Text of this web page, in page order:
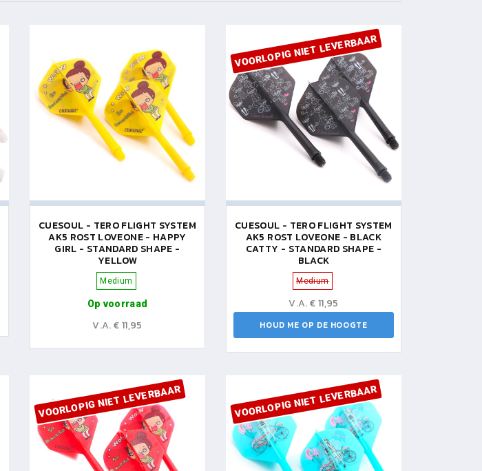
CUESOUL - TERO FLIGHT SYSTEM
AK5 ROST LOVEONE - HAPPY
GIRL - STANDARD SHAPE -
YELLOW
Medium
Op voorraad
V.A. € 11,95
VOORLOPIG NIET LEVERBAAR
CUESOUL - TERO FLIGHT SYSTEM
AK5 ROST LOVEONE - BLACK
CATTY - STANDARD SHAPE -
BLACK
Medium
V.A. € 11,95
HOUD ME OP DE HOOGTE
VOORLOPIG NIET LEVERBAAR VOORLOPIG NIET LEVERBAAR